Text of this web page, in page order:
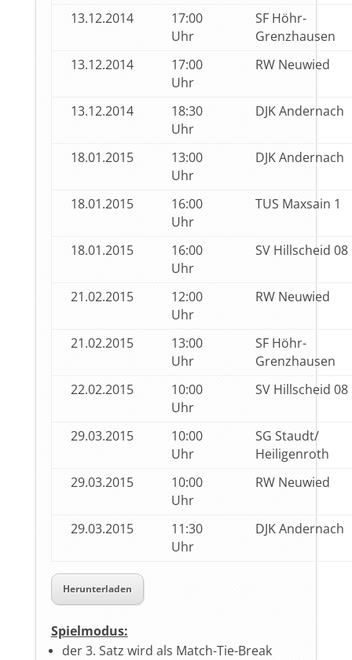
13.12.2014
17:00
Uhr
SF Höhr-
Grenzhausen
13.12.2014
17:00
Uhr
RW Neuwied
13.12.2014
18:30
Uhr
DJK Andernach
18.01.2015
13:00
Uhr
DJK Andernach
18.01.2015
16:00
Uhr
TUS Maxsain 1
18.01.2015
16:00
Uhr
SV Hillscheid 08
21.02.2015
12:00
Uhr
RW Neuwied
21.02.2015
13:00
Uhr
SF Höhr-
Grenzhausen
22.02.2015
10:00
Uhr
SV Hillscheid 08
29.03.2015
10:00
Uhr
SG Staudt/
Heiligenroth
29.03.2015
10:00
Uhr
RW Neuwied
29.03.2015
11:30
Uhr
DJK Andernach
Herunterladen
Spielmodus:
der 3. Satz wird als Match-Tie-Break